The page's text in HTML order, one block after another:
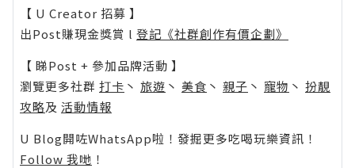
【 U Creator 招募 】
出Post賺現金獎賞 l 登記《社群創作有價企劃》
【 睇Post + 參加品牌活動 】
瀏覽更多社群 打卡 丶 旅遊 丶 美食 丶 親子 丶 寵物 丶 扮靚
攻略及 活動情報
U Blog開咗WhatsApp啦！發掘更多吃喝玩樂資訊！
Follow 我哋 ！